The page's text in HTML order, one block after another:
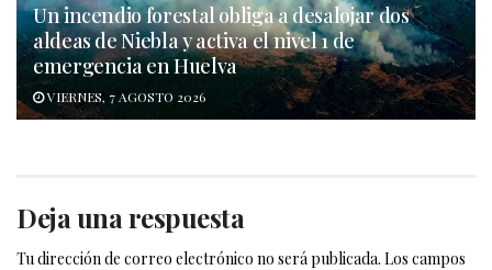
Un incendio forestal obliga a desalojar dos
aldeas de Niebla y activa el nivel 1 de
emergencia en Huelva
VIERNES, 7 AGOSTO 2026
Deja una respuesta
Tu dirección de correo electrónico no será publicada. Los campos